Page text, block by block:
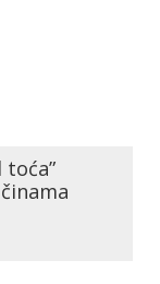
toća”